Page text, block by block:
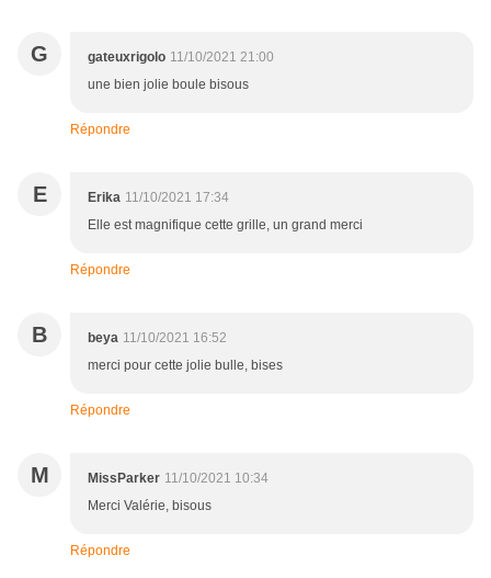
G gateuxrigolo 11/10/2021 21:00
une bien jolie boule bisous
Répondre
E Erika 11/10/2021 17:34
Elle est magnifique cette grille, un grand merci
Répondre
B beya 11/10/2021 16:52
merci pour cette jolie bulle, bises
Répondre
M MissParker 11/10/2021 10:34
Merci Valérie, bisous
Répondre